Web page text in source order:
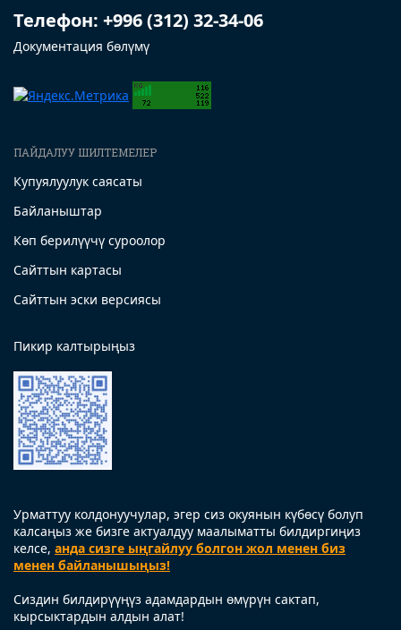
Телефон: +996 (312) 32-34-06
Документация бөлүмү
ПАЙДАЛУУ ШИЛТЕМЕЛЕР
Купуялуулук саясаты
Байланыштар
Көп берилүүчү суроолор
Сайттын картасы
Сайттын эски версиясы
Пикир калтырыңыз
Урматтуу колдонуучулар, эгер сиз окуянын күбөсү болуп
калсаңыз же бизге актуалдуу маалыматты билдиргиңиз
келсе, анда сизге ыңгайлуу болгон жол менен биз
менен байланышыңыз!
Сиздин билдирүүңүз адамдардын өмүрүн сактап,
кырсыктардын алдын алат!